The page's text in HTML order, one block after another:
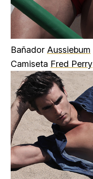
Bañador Aussiebum
Camiseta Fred Perry